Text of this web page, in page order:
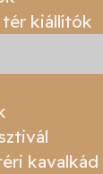
tér kiállítók
kavalkád